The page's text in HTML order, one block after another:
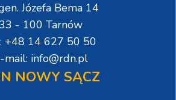
Józefa Bema 14
- 100 Tarnów
+48 14 627 50 50
mail: info@rdn.pl
NOWY SĄCZ